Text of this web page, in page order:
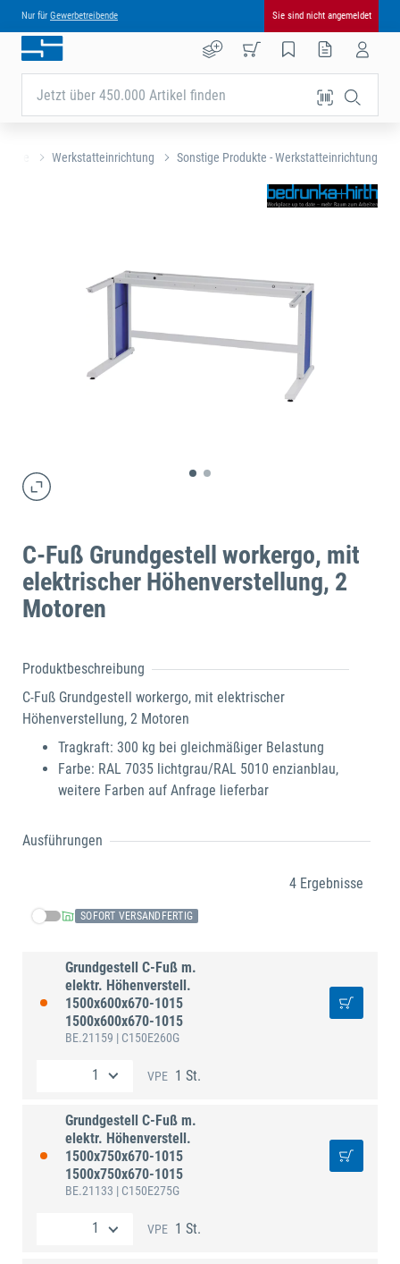
Nur für Gewerbetreibende Sie sind nicht angemeldet
Jetzt über 450.000 Artikel finden
Werkstatteinrichtung Sonstige Produkte - Werkstatteinrichtung
C-Fuß Grundgestell workergo, mit
elektrischer Höhenverstellung, 2
Motoren
Produktbeschreibung
C-Fuß Grundgestell workergo, mit elektrischer
Höhenverstellung, 2 Motoren
Tragkraft: 300 kg bei gleichmäßiger Belastung
Farbe: RAL 7035 lichtgrau/RAL 5010 enzianblau,
weitere Farben auf Anfrage lieferbar
Ausführungen
4 Ergebnisse
SOFORT VERSANDFERTIG
Grundgestell C-Fuß m.
elektr. Höhenverstell.
1500x600x670-1015
1500x600x670-1015
BE.21159 | C150E260G
VPE 1 St.
Grundgestell C-Fuß m.
elektr. Höhenverstell.
1500x750x670-1015
1500x750x670-1015
BE.21133 | C150E275G
VPE 1 St.